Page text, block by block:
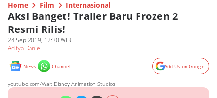
Home Film Internasional
Aksi Banget! Trailer Baru Frozen 2
Resmi Rilis!
24 Sep 2019, 12:30 WIB
Aditya Daniel
News Channel Add Us on Google
youtube.com/Walt Disney Animation Studios